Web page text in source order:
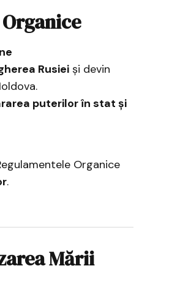
Rusieiși devin
puterilor în stat și
Organice
.
Mării